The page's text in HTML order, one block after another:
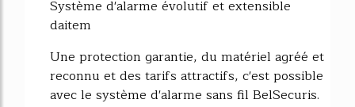
Système d'alarme évolutif et extensible
daitem
Une protection garantie, du matériel agréé et
reconnu et des tarifs attractifs, c'est possible
avec le système d'alarme sans fil BelSecuris.